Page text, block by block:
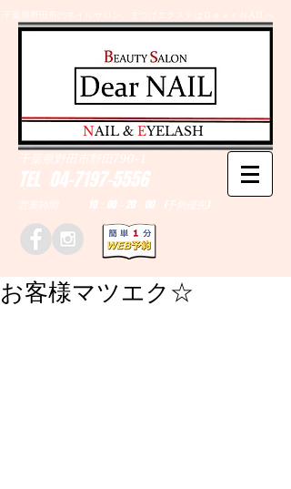
千葉県野田市のネイルサロン、まつげエクステはＤｅａｒＮAILへ
TEL 04-7197-5556
営業時間 10：00～20：00 (予約優先)
千葉県野田市野田790-1
​NAIL & EYELASH
お客様マツエク☆